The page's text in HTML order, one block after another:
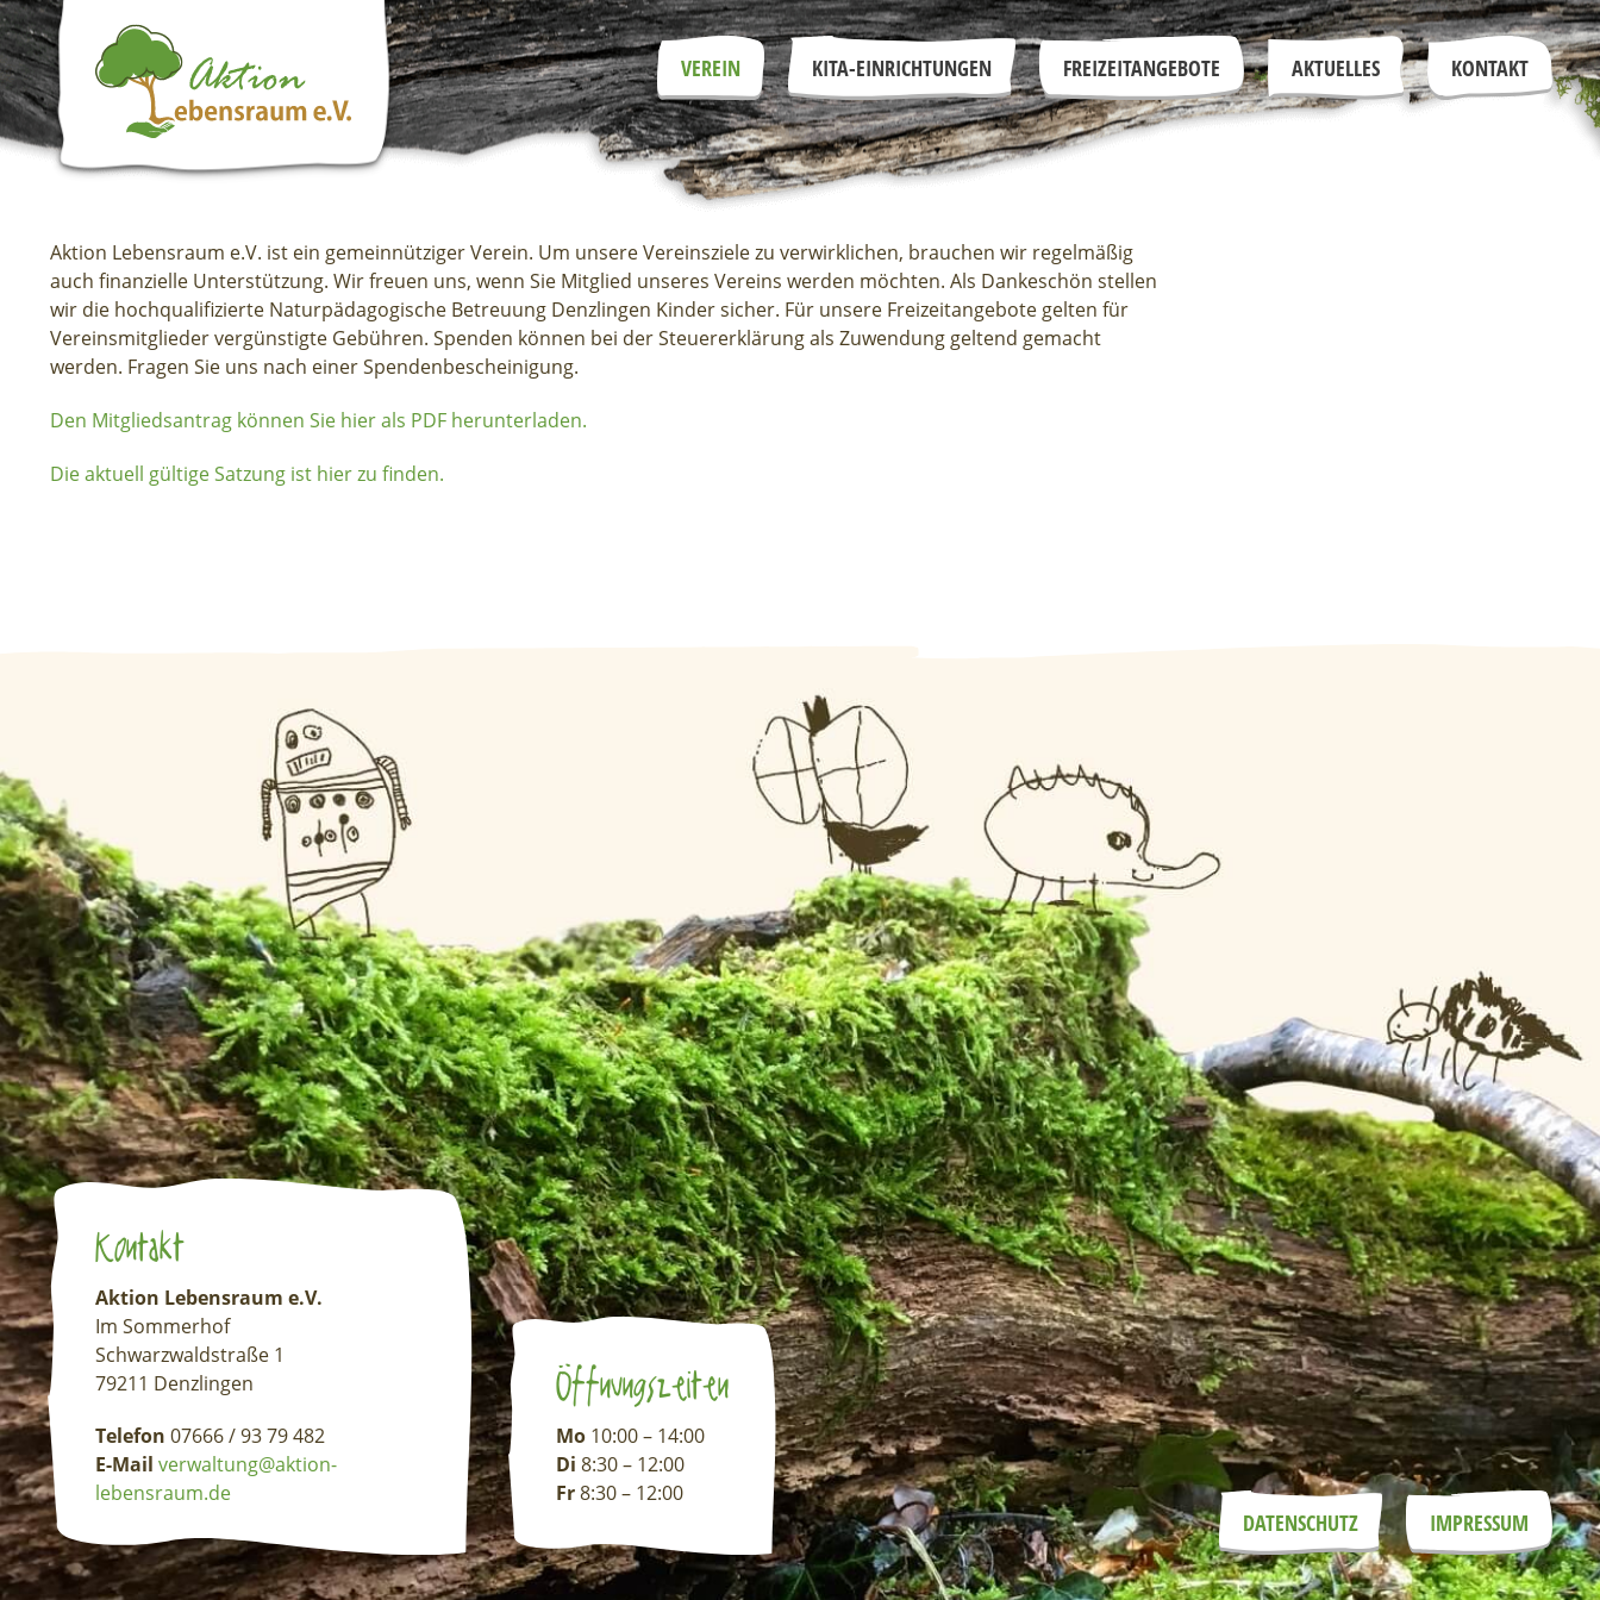
VEREIN KITA-EINRICHTUNGEN FREIZEITANGEBOTE AKTUELLES KONTAKT
Aktion Lebensraum e.V. ist ein gemeinnütziger Verein. Um unsere Vereinsziele zu verwirklichen, brauchen wir regelmäßig
auch finanzielle Unterstützung. Wir freuen uns, wenn Sie Mitglied unseres Vereins werden möchten. Als Dankeschön stellen
wir die hochqualifizierte Naturpädagogische Betreuung Denzlingen Kinder sicher. Für unsere Freizeitangebote gelten für
Vereinsmitglieder vergünstigte Gebühren. Spenden können bei der Steuererklärung als Zuwendung geltend gemacht
werden. Fragen Sie uns nach einer Spendenbescheinigung.
Den Mitgliedsantrag können Sie hier als PDF herunterladen.
Die aktuell gültige Satzung ist hier zu finden.
Kontakt
Aktion Lebensraum e.V.
Im Sommerhof
Schwarzwaldstraße 1
79211 Denzlingen
Telefon 07666 / 93 79 482
E-Mail verwaltung@aktion-
lebensraum.de
Öffnungszeiten
Mo 10:00 – 14:00
Di 8:30 – 12:00
Fr8:30 – 12:00
DATENSCHUTZ IMPRESSUM